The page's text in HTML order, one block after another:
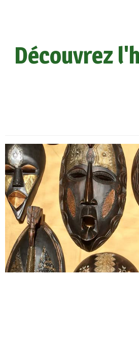
Découvrez